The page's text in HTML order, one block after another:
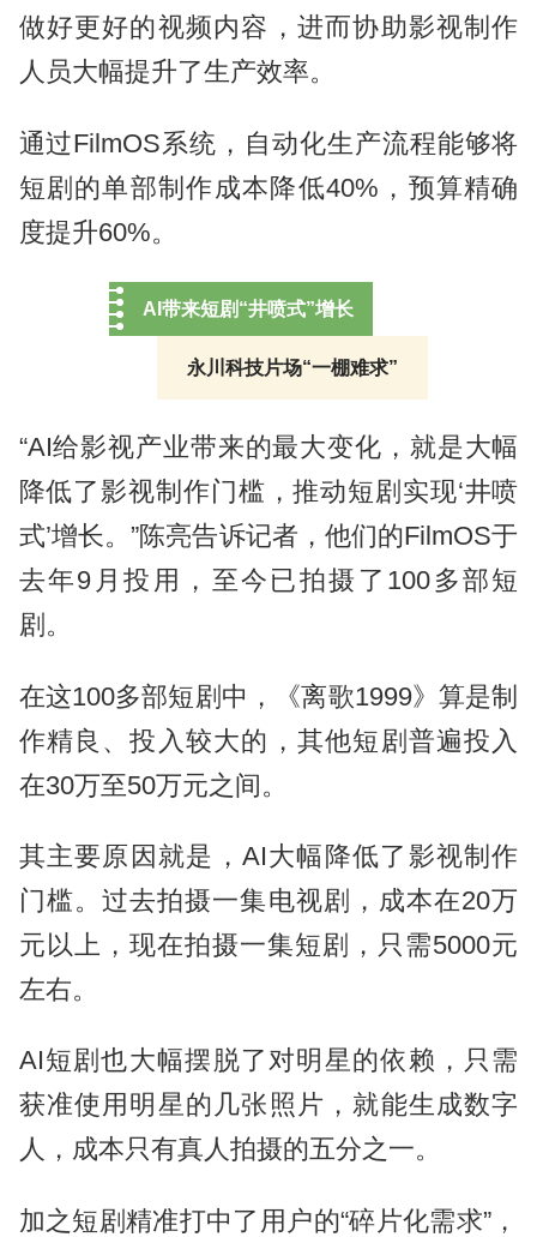
做好更好的视频内容，进而协助影视制作
人员大幅提升了生产效率。
通过FilmOS系统，自动化生产流程能够将
短剧的单部制作成本降低40%，预算精确
度提升60%。
AI带来短剧“井喷式”增长
永川科技片场“一棚难求”
“AI给影视产业带来的最大变化，就是大幅
降低了影视制作门槛，推动短剧实现‘井喷
式’增长。”陈亮告诉记者，他们的FilmOS于
去年9月投用，至今已拍摄了100多部短
剧。
在这100多部短剧中，《离歌1999》算是制
作精良、投入较大的，其他短剧普遍投入
在30万至50万元之间。
其主要原因就是，AI大幅降低了影视制作
门槛。过去拍摄一集电视剧，成本在20万
元以上，现在拍摄一集短剧，只需5000元
左右。
AI短剧也大幅摆脱了对明星的依赖，只需
获准使用明星的几张照片，就能生成数字
人，成本只有真人拍摄的五分之一。
加之短剧精准打中了用户的“碎片化需求”，